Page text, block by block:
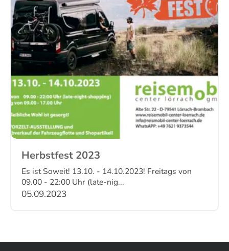
Herbstfest 2023
Es ist Soweit! 13.10. - 14.10.2023! Freitags von
09.00 - 22:00 Uhr (late-nig...
05.09.2023